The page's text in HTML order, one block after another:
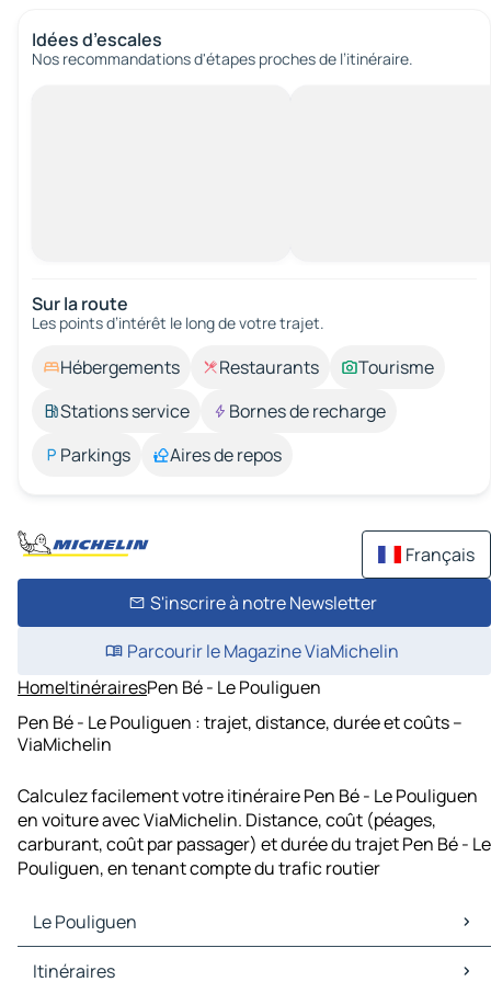
Idées d’escales
Nos recommandations d'étapes proches de l’itinéraire.
Sur la route
Les points d’intérêt le long de votre trajet.
Hébergements Restaurants
Tourisme
Stations service
Bornes de recharge
Parkings
Aires de repos
Français
S'inscrire à notre Newsletter
Parcourir le Magazine ViaMichelin
HomeItinérairesPen Bé - Le Pouliguen
Pen Bé - Le Pouliguen : trajet, distance, durée et coûts –
ViaMichelin
Calculez facilement votre itinéraire Pen Bé - Le Pouliguen
en voiture avec ViaMichelin. Distance, coût (péages,
carburant, coût par passager) et durée du trajet Pen Bé - Le
Pouliguen, en tenant compte du trafic routier
Le Pouliguen
Le Pouliguen Cartes et plans
Itinéraires